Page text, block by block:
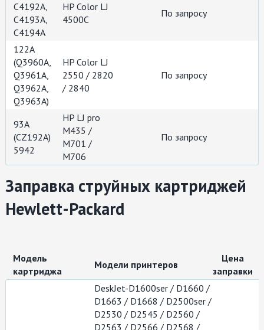
С4192A,
С4193A,
С4194A
HP Color LJ
4500С
По запросу
122A
(Q3960A,
Q3961A,
Q3962A,
Q3963A)
HP Color LJ
2550 / 2820
/ 2840
По запросу
93A
(CZ192A)
5942
HP LJ pro
M435 /
М701 /
М706
По запросу
Заправка струйных картриджей
Hewlett-Packard
Модель
картриджа
Модели принтеров
Цена
заправки
DeskJet-D1600ser / D1660 /
D1663 / D1668 / D2500ser /
D2530 / D2545 / D2560 /
D2563 / D2566 / D2568 /